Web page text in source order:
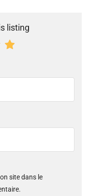
listing
site dans le